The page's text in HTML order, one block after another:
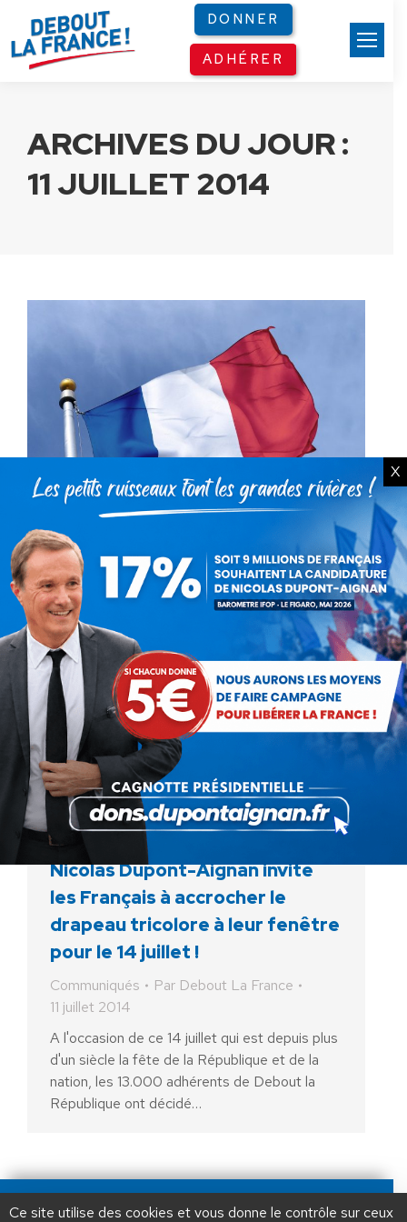
DONNER
ADHÉRER
ARCHIVES DU JOUR :
11 JUILLET 2014
Le 14 juillet, soyons fiers de
notre drapeau tricolore
Non classé ParDebout La France
11 juillet 2014
La France rabaissée, humiliée, ringardisée,
ignorée par ses élites mondialisées et ses
bobos désabusés… Mais la France respectée,
honorée, aimée par des millions de Français
qui n'ont pas honte de…
Nicolas Dupont-Aignan invite
les Français à accrocher le
drapeau tricolore à leur fenêtre
pour le 14 juillet !
Communiqués Par Debout La France
11 juillet 2014
A l'occasion de ce 14 juillet qui est depuis plus
d'un siècle la fête de la République et de la
nation, les 13.000 adhérents de Debout la
République ont décidé…
X
LIBÉRER LA FRANCE
JE FAIS UN DON À DLF
Panneau de gestion des cookies
Ce site utilise des cookies et vous donne le contrôle sur ceux